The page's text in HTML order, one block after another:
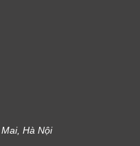
Hà Nội